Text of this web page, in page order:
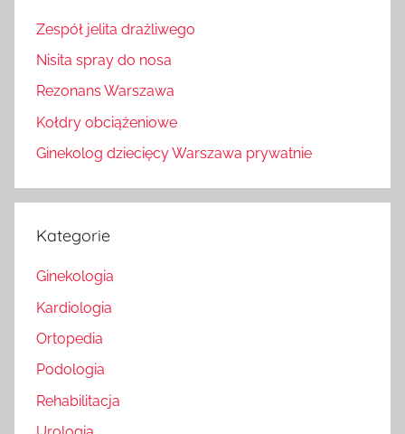
Zespół jelita drażliwego
Nisita spray do nosa
Rezonans Warszawa
Kołdry obciążeniowe
Ginekolog dziecięcy Warszawa prywatnie
Kategorie
Ginekologia
Kardiologia
Ortopedia
Podologia
Rehabilitacja